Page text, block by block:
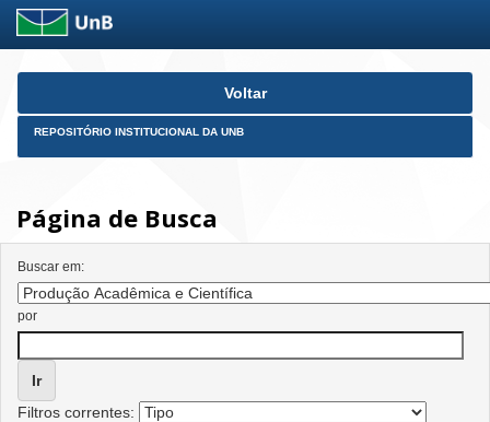
Skip
Voltar
REPOSITÓRIO INSTITUCIONAL DA UNB
Página de Busca
Buscar em:
por
Filtros correntes: